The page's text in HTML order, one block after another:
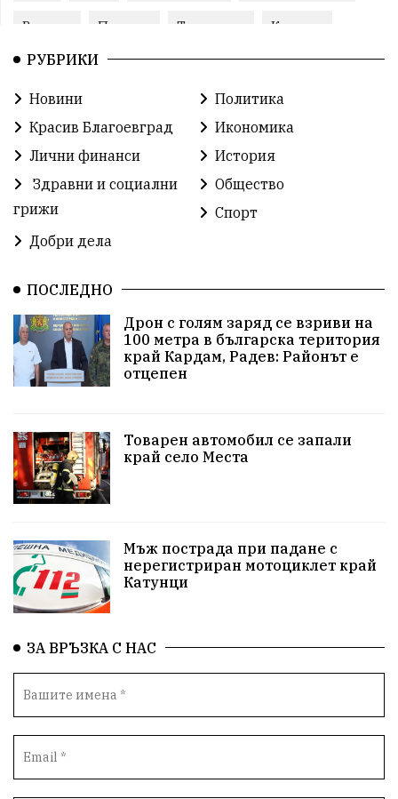
Ремонт Пожари Традиции Култура
Илияна Йотова
Прокуратура Бойко Борисов
Методи Байкушев
Министерски съвет Избори Икономика
#Земеделие Красива България АМ Струма
Белица РСПБЗН
досъдебно производство Добро дело
Благотворителност
Репресии домашно насилие фолклор
Пътна безопасност ГДБОП
РУБРИКИ
Новини
Политика
Красив Благоевград
Икономика
Лични финанси
История
Здравни и социални
грижи
Общество
Спорт
Добри дела
ПОСЛЕДНО
Дрон с голям заряд се взриви на
100 метра в българска територия
край Кардам, Радев: Районът е
отцепен
Товарен автомобил се запали
край село Места
Мъж пострада при падане с
нерегистриран мотоциклет край
Катунци
ЗА ВРЪЗКА С НАС